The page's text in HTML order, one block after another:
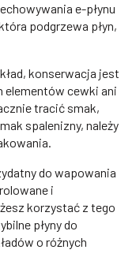
e-płynu
podgrzewa płyn,
konserwacja jest
elementów cewki ani
tracić smak,
spalenizny, należy
do wapowania
i
korzystać z tego
płyny do
o różnych